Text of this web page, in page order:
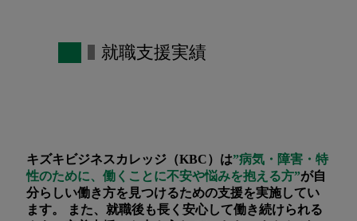
就職支援実績
キズキビジネスカレッジ（KBC）は”病気・障害・特
性のために、働くことに不安や悩みを抱える方”が自
分らしい働き方を見つけるための支援を実施してい
ます。 また、就職後も長く安心して働き続けられる